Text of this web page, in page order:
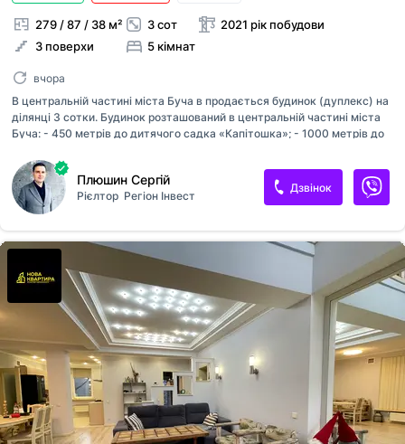
279 / 87 / 38 м²
3 поверхи
3 сот
5 кімнат
2021 рік побудови
вчора
В центральній частині міста Буча в продається будинок (дуплекс) на
ділянці 3 сотки. Будинок розташований в центральній частині міста
Буча: - 450 метрів до дитячого садка «Капітошка»; - 1000 метрів до
вигідне місце розташування, сусіди – приватний сектор. Потруч ТРЦ
«Авенір» з усією розважальною інфраструктурою: кінотеатром,
спортзалом, басейнами, магазинами, бутіками та ресторанами з
продуктовими маркетами; Будинок побудований, вистояний , готовий
до ремонтних робіт. Центральна каналізація, електроенергія 18 кВт,
свердловина для подачі води; Паркан з автоматичними воротами,
навіс для автомобіля; Будинок в три поверхи, загальна пло...
Плюшин Сергій
Рієлтор Регіон Інвест
Дзвінок